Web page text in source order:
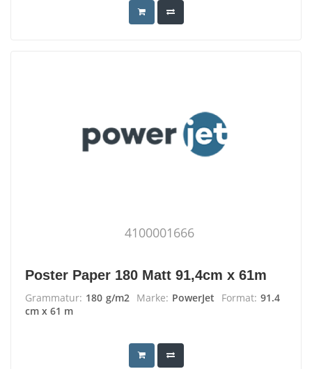
4100001666
Poster Paper 180 Matt 91,4cm x 61m
Grammatur: 180 g/m2 Marke: PowerJet Format: 91.4
cm x 61 m